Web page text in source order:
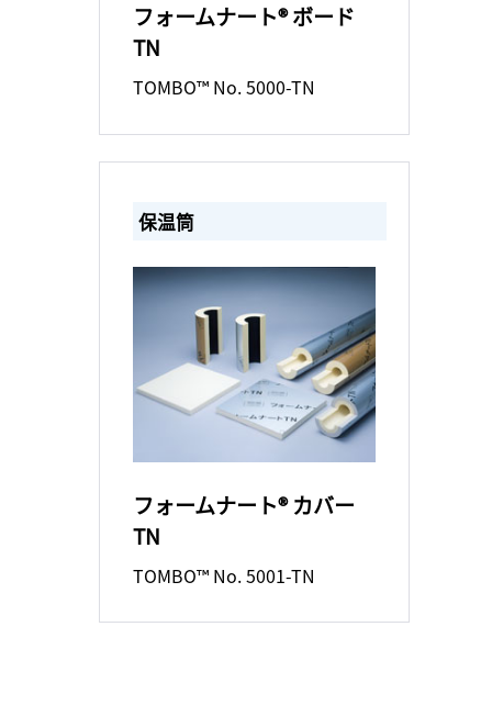
フォームナート® ボード
TN
TOMBO™ No. 5000-TN
保温筒
フォームナート® カバー
TN
TOMBO™ No. 5001-TN